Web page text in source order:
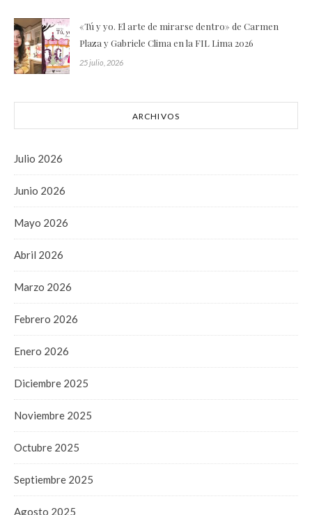
«Tú y yo. El arte de mirarse dentro» de Carmen
Plaza y Gabriele Clima en la FIL Lima 2026
25 julio, 2026
ARCHIVOS
Julio 2026
Junio 2026
Mayo 2026
Abril 2026
Marzo 2026
Febrero 2026
Enero 2026
Diciembre 2025
Noviembre 2025
Octubre 2025
Septiembre 2025
Agosto 2025